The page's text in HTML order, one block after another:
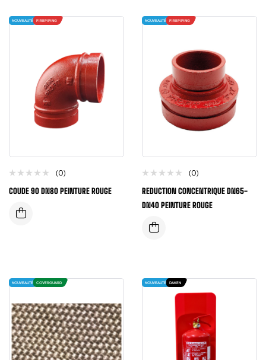
NOUVEAUTÉ FIREPIPING
(0)
COUDE 90 DN80 PEINTURE ROUGE
NOUVEAUTÉ FIREPIPING
(0)
REDUCTION CONCENTRIQUE DN65-
DN40 PEINTURE ROUGE
NOUVEAUTÉ COVERGUARD NOUVEAUTÉ DAKEN